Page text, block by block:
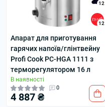
12
12
Апарат для приготування
гарячих напоїв/глінтвейну
Profi Cook PC-HGA 1111 з
терморегулятором 16 л
В наявності
0
4 887 ₴